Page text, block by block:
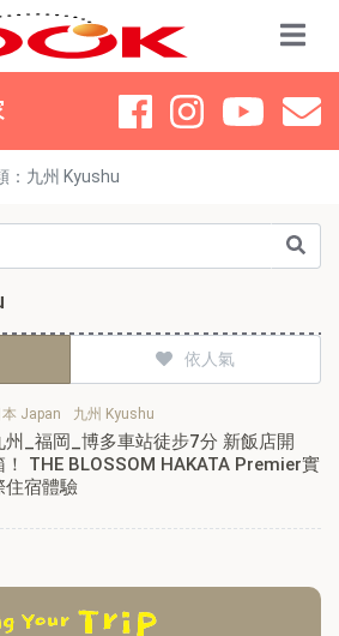
：九州 Kyushu
依人氣
本 Japan 九州 Kyushu
州_福岡_博多車站徒步7分 新飯店開
！ THE BLOSSOM HAKATA Premier實
住宿體驗